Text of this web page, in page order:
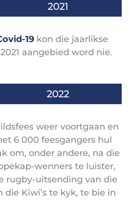
2021
19kon die jaarlikse
aangebied word nie.
2022
weer voortgaan en
6 000 feesgangers hul
om, onder andere, na die
wenners te luister,
rugby-uitsending van die
die Kiwi’s te kyk, te bie in